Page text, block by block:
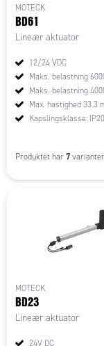
MOTECK
BD61
Lineær aktuator
12/24 VDC
Maks. belastning
Maks. belastning
Max. hastighed 33.3
Kapslingsklasse: IP20
Produktet har 7
MOTECK
BD23
Lineær aktuator
24V DC